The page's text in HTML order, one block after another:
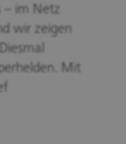
– im Netz
wir zeigen
Mit